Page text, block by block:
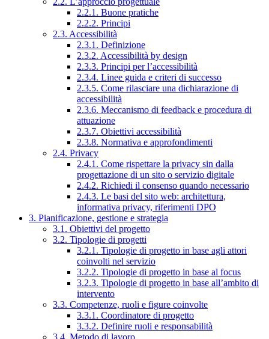
2.2.1. Buone pratiche
2.2.2. Principi
2.3. Accessibilità
2.3.1. Definizione
2.3.2. Accessibilità by design
2.3.3. Principi per l’accessibilità
2.3.4. Linee guida e criteri di successo
2.3.5. Come rilasciare una dichiarazione di
accessibilità
2.3.6. Meccanismo di feedback e procedura di
attuazione
2.3.7. Obiettivi accessibilità
2.3.8. Normativa e approfondimenti
2.4. Privacy
2.4.1. Come rispettare la privacy sin dalla
progettazione di un sito o servizio digitale
2.4.2. Richiedi il consenso quando necessario
2.4.3. Le basi del sito web: architettura,
informativa privacy, riferimenti DPO
3. Pianificazione, gestione e strategia
3.1. Obiettivi del progetto
3.2. Tipologie di progetti
3.2.1. Tipologie di progetto in base agli attori
coinvolti nel servizio
3.2.2. Tipologie di progetto in base al focus
3.2.3. Tipologie di progetto in base all’ambito di
intervento
3.3. Competenze, ruoli e figure coinvolte
3.3.1. Coordinatore di progetto
3.3.2. Definire ruoli e responsabilità
3.4. Metodo di lavoro